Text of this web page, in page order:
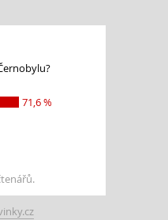
71,6 %